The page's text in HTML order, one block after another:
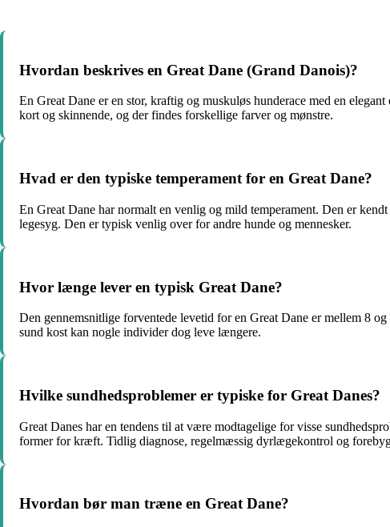
Hvordan beskrives en Great Dane (Grand Danois)?
En Great Dane er en stor, kraftig og muskuløs hunderace med en
kort og skinnende, og der findes forskellige farver og mønstre.
Hvad er den typiske temperament for en Great Dane?
En Great Dane har normalt en venlig og mild temperament. Den er
legesyg. Den er typisk venlig over for andre hunde og mennesker.
Hvor længe lever en typisk Great Dane?
Den gennemsnitlige forventede levetid for en Great Dane er mellem 8
sund kost kan nogle individer dog leve længere.
Hvilke sundhedsproblemer er typiske for Great Danes?
Great Danes har en tendens til at være modtagelige for visse
former for kræft. Tidlig diagnose, regelmæssig dyrlægekontrol og
Hvordan bør man træne en Great Dane?